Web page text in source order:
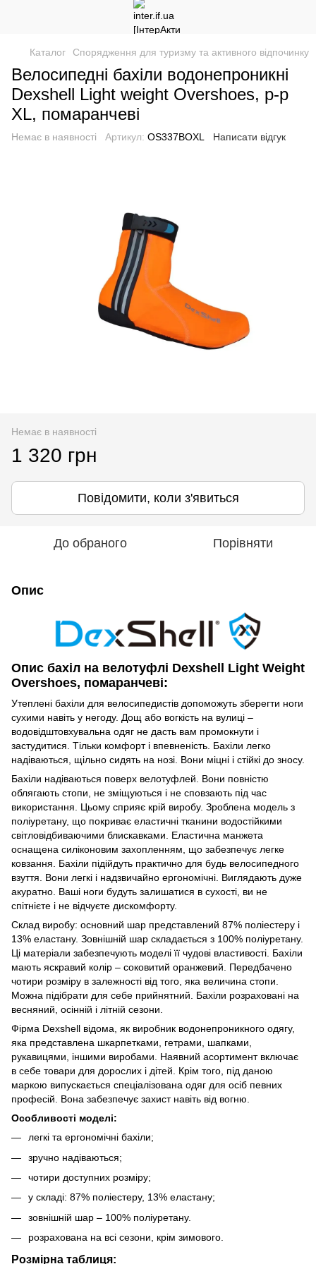
Каталог Спорядження для туризму та активного відпочинку
Велосипедні бахіли водонепроникні
Dexshell Light weight Overshoes, р-р
XL, помаранчеві
Немає в наявності Артикул: OS337BOXL Написати відгук
Немає в наявності
1 320 грн
Повідомити, коли з'явиться
До обраного Порівняти
Опис
Опис бахіл на велотуфлі Dexshell Light Weight
Overshoes, помаранчеві:
Утеплені бахіли для велосипедистів допоможуть зберегти ноги
сухими навіть у негоду. Дощ або вогкість на вулиці –
водовідштовхувальна одяг не дасть вам промокнути і
застудитися. Тільки комфорт і впевненість. Бахіли легко
надіваються, щільно сидять на нозі. Вони міцні і стійкі до зносу.
Бахіли надіваються поверх велотуфлей. Вони повністю
облягають стопи, не зміщуються і не сповзають під час
використання. Цьому сприяє крій виробу. Зроблена модель з
поліуретану, що покриває еластичні тканини водостійкими
світловідбиваючими блискавками. Еластична манжета
оснащена силіконовим захопленням, що забезпечує легке
ковзання. Бахіли підійдуть практично для будь велосипедного
взуття. Вони легкі і надзвичайно ергономічні. Виглядають дуже
акуратно. Ваші ноги будуть залишатися в сухості, ви не
спітнієте і не відчуєте дискомфорту.
Склад виробу: основний шар представлений 87% поліестеру і
13% еластану. Зовнішній шар складається з 100% поліуретану.
Ці матеріали забезпечують моделі її чудові властивості. Бахіли
мають яскравий колір – соковитий оранжевий. Передбачено
чотири розміру в залежності від того, яка величина стопи.
Можна підібрати для себе прийнятний. Бахіли розраховані на
весняний, осінній і літній сезони.
Фірма Dexshell відома, як виробник водонепроникного одягу,
яка представлена шкарпетками, гетрами, шапками,
рукавицями, іншими виробами. Наявний асортимент включає
в себе товари для дорослих і дітей. Крім того, під даною
маркою випускається спеціалізована одяг для осіб певних
професій. Вона забезпечує захист навіть від вогню.
Особливості моделі:
легкі та ергономічні бахіли;
зручно надіваються;
чотири доступних розміру;
у складі: 87% поліестеру, 13% еластану;
зовнішній шар – 100% поліуретану.
розрахована на всі сезони, крім зимового.
Розмірна таблиця: